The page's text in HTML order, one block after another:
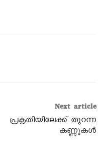
Next article
പ്രകൃതിയിലേക്ക്‌ തുറന്ന
കണ്ണുകൾ